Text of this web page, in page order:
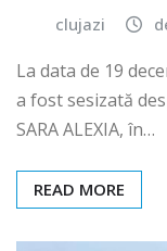
clujazi
La data de 19
a fost sesizată
SARA ALEXIA, în…
READ MORE